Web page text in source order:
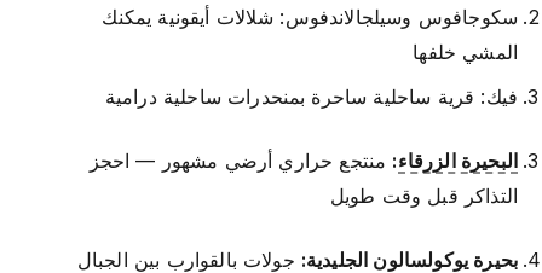
سكوجافوس وسيلجالاندفوس: شلالات أيقونية يمكنك
المشي خلفها
فيك: قرية ساحلية ساحرة بمنحدرات ساحلية درامية
البحيرة الزرقاء: منتجع حراري أرضي مشهور — احجز
التذاكر قبل وقت طويل
بحيرة يوكولسالون الجليدية: جولات بالقوارب بين الجبال